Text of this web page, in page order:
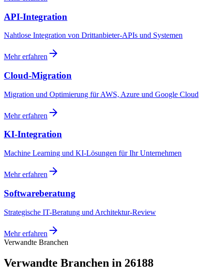
API-Integration
Nahtlose Integration von Drittanbieter-APIs und Systemen
Mehr erfahren
Cloud-Migration
Migration und Optimierung für AWS, Azure und Google Cloud
Mehr erfahren
KI-Integration
Machine Learning und KI-Lösungen für Ihr Unternehmen
Mehr erfahren
Softwareberatung
Strategische IT-Beratung und Architektur-Review
Mehr erfahren
Verwandte Branchen
Verwandte Branchen in 26188